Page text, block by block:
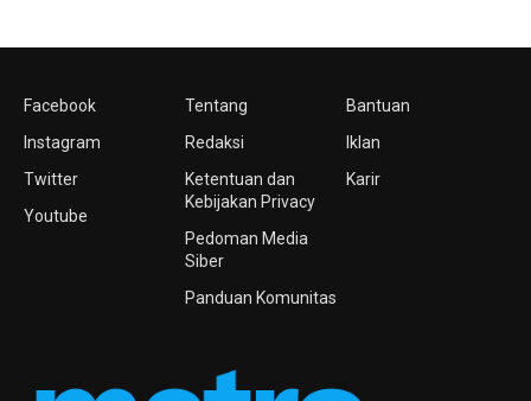
Facebook
Instagram
Twitter
Youtube
Tentang
Redaksi
Ketentuan dan
Kebijakan Privacy
Pedoman Media
Siber
Panduan Komunitas
Bantuan
Iklan
Karir